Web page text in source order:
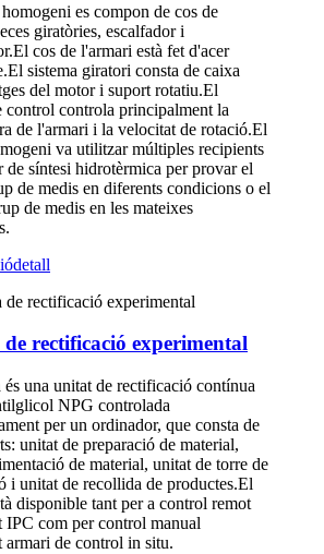
es compon de cos de
giratòries, escalfador i
cos de l'armari està fet d'acer
sistema giratori consta de caixa
del motor i suport rotatiu.El
control controla principalment la
de l'armari i la velocitat de rotació.El
va utilitzar múltiples recipients
de síntesi hidrotèrmica per provar el
de medis en diferents condicions o el
de medis en les mateixes
detall
de rectificació experimental
és una unitat de rectificació contínua
NPG controlada
per un ordinador, que consta de
unitat de preparació de material,
de material, unitat de torre de
i unitat de recollida de productes.El
disponible tant per a control remot
IPC com per control manual
armari de control in situ.